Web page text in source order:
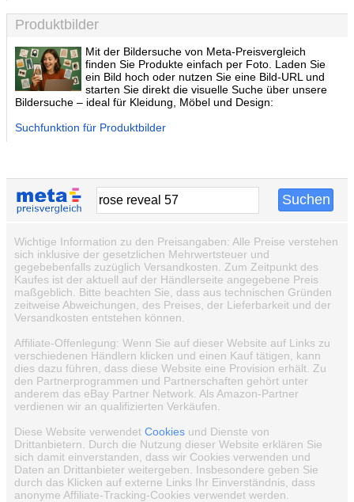
Produktbilder
Mit der Bildersuche von Meta-Preisvergleich
finden Sie Produkte einfach per Foto. Laden Sie
ein Bild hoch oder nutzen Sie eine Bild-URL und
starten Sie direkt die visuelle Suche über unsere
Bildersuche – ideal für Kleidung, Möbel und Design:
Suchfunktion für Produktbilder
Wichtige Information zu den Preisangaben: Alle Preise verstehen
sich inklusive der gesetzlichen Mehrwertsteuer und
gegebebenfalls zuzüglich Versandkosten. Zum Zeitpunkt des
Kaufes ist der aktuell auf der Händlerseite angegebene Preis
maßgeblich. Bitte beachten Sie, dass aus technischen Gründen
zeitweise Abweichungen, des Preises, der Lieferbarkeit und der
Versandkosten entstehen können.
Affiliate-Offenlegung: Wenn Sie auf dieser Website auf Links zu
verschiedenen Händlern klicken und einen Kauf tätigen, kann
dies dazu führen, dass diese Website eine Provision erhält. Zu
den Partnerprogrammen und Partnerschaften gehört unter
anderem das eBay Partner Network. Als Amazon-Partner
verdienen wir an qualifizierten Verkäufen.
Diese Website verwendet Cookies und Dienste von
Drittanbietern. Durch die Nutzung dieser Website erklären Sie
sich damit einverstanden, dass wir Cookies verwenden und
Daten an Drittanbieter weitergeben. Insbesondere geben Sie
durch das Klicken auf externe Links Ihr Einverständnis, dass
anonyme Affiliate-Tracking-Cookies verwendet werden.